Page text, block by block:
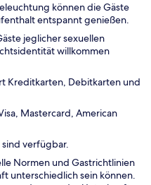
können die Gäste
entspannt genießen.
jeglicher sexuellen
willkommen
Kreditkarten, Debitkarten und
Mastercard, American
sind verfügbar.
Normen und Gastrichtlinien
unterschiedlich sein können.